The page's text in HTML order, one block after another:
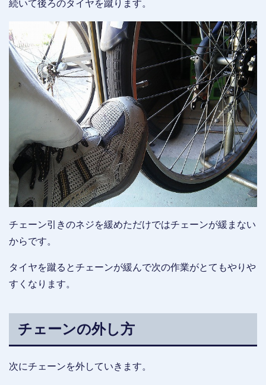
続いて後ろのタイヤを蹴ります。
チェーン引きのネジを緩めただけではチェーンが緩まない
からです。
タイヤを蹴るとチェーンが緩んで次の作業がとてもやりや
すくなります。
チェーンの外し方
次にチェーンを外していきます。